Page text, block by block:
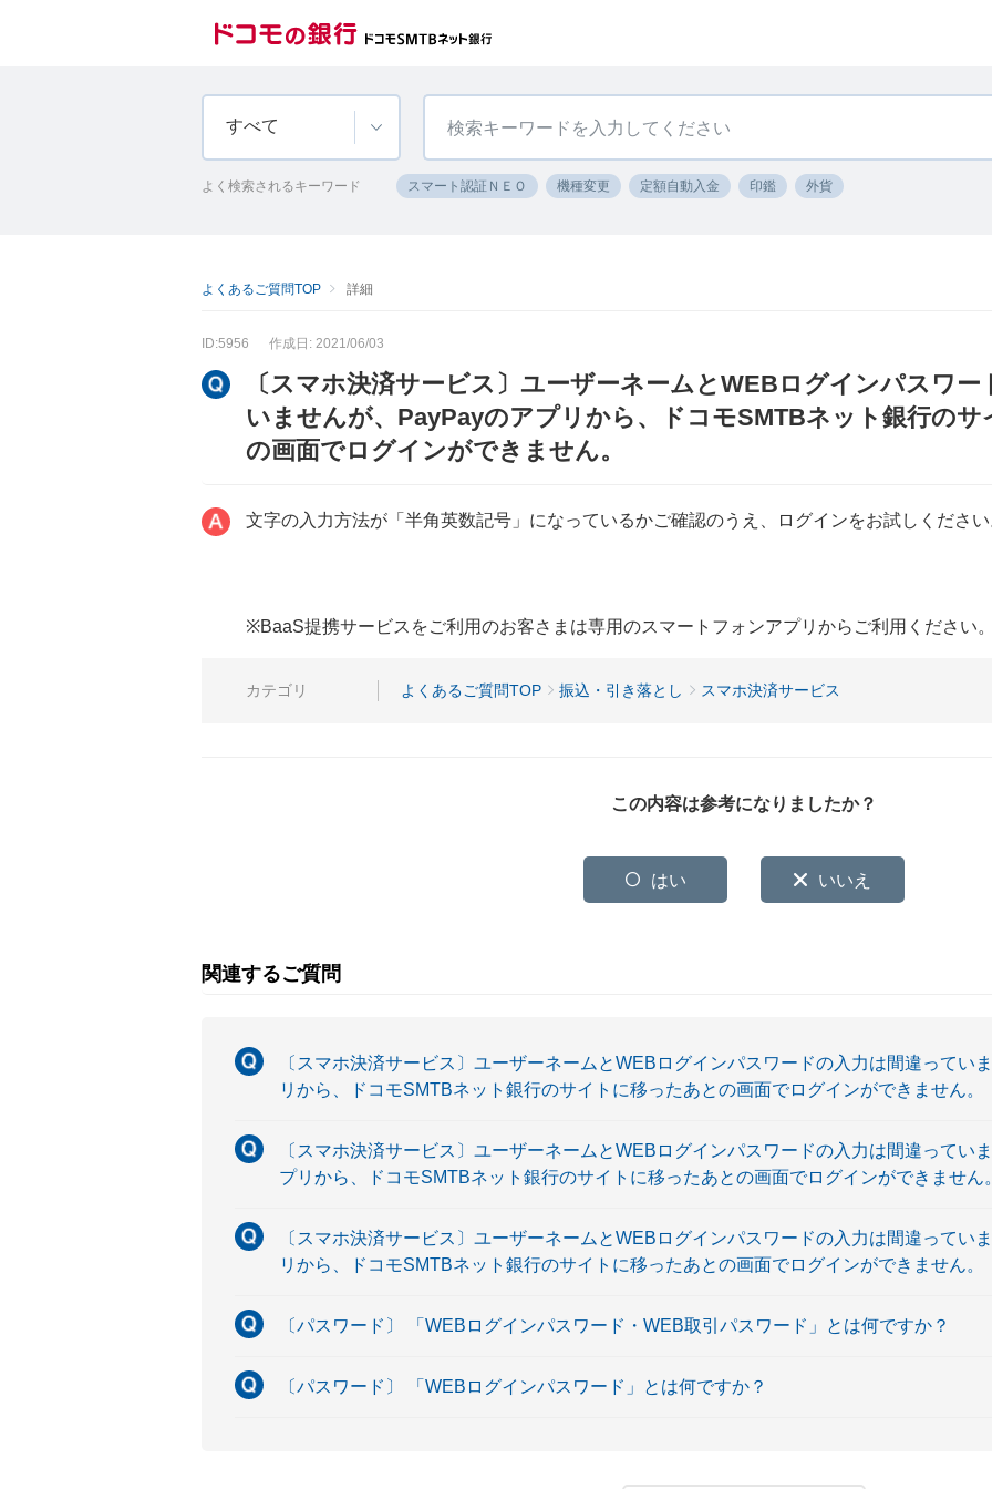
すべて
よく検索されるキーワード スマート認証ＮＥＯ 機種変更 定額自動入金 印鑑 外貨
よくあるご質問TOP 詳細
ID:5956 作成日: 2021/06/03
〔スマホ決済サービス〕ユーザーネームとWEBログインパスワ
いませんが、PayPayのアプリから、ドコモSMTBネット銀行の
の画面でログインができません。
文字の入力方法が「半角英数記号」になっているかご確認のうえ、ログインをお試しくださ
※BaaS提携サービスをご利用のお客さまは専用のスマートフォンアプリからご利用ください
カテゴリ よくあるご質問TOP 振込・引き落とし スマホ決済サービス
この内容は参考になりましたか？
はい いいえ
関連するご質問
〔スマホ決済サービス〕ユーザーネームとWEBログインパスワードの入力は間違ってい
リから、ドコモSMTBネット銀行のサイトに移ったあとの画面でログインができません。
〔スマホ決済サービス〕ユーザーネームとWEBログインパスワードの入力は間違ってい
プリから、ドコモSMTBネット銀行のサイトに移ったあとの画面でログインができません
〔スマホ決済サービス〕ユーザーネームとWEBログインパスワードの入力は間違ってい
リから、ドコモSMTBネット銀行のサイトに移ったあとの画面でログインができません。
〔パスワード〕 「WEBログインパスワード・WEB取引パスワード」とは何ですか？
〔パスワード〕 「WEBログインパスワード」とは何ですか？